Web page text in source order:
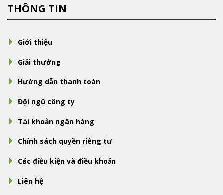
THÔNG TIN
Giới thiệu
Giải thưởng
Hướng dẫn thanh toán
Đội ngũ công ty
Tài khoản ngân hàng
Chính sách quyền riêng tư
Các điều kiện và điều khoản
Liên hệ